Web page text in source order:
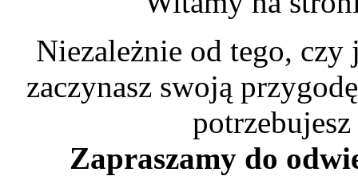
Niezależnie od tego, czy
zaczynasz swoją
Zapraszamy do